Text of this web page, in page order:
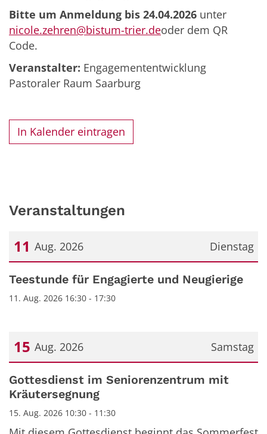
Bitte um Anmeldung bis 24.04.2026 unter
nicole.zehren@bistum-trier.deoder dem QR
Code.
Veranstalter: Engagemententwicklung
Pastoraler Raum Saarburg
In Kalender eintragen
Veranstaltungen
Dienstag
11 Aug. 2026
Datum: 11. August 2026
Teestunde für Engagierte und Neugierige
11. Aug. 2026 16:30 - 17:30
Samstag
15 Aug. 2026
Datum: 15. August 2026
Gottesdienst im Seniorenzentrum mit
Kräutersegnung
15. Aug. 2026 10:30 - 11:30